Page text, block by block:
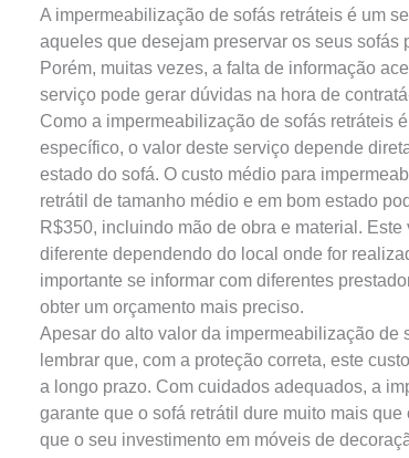
A impermeabilização de sofás retráteis é um
aqueles que desejam preservar os seus sofás
Porém, muitas vezes, a falta de informação
serviço pode gerar dúvidas na hora de
Como a impermeabilização de sofás retráteis
específico, o valor deste serviço depende
estado do sofá. O custo médio para
retrátil de tamanho médio e em bom estado
R$350, incluindo mão de obra e material. Este
diferente dependendo do local onde for
importante se informar com diferentes
obter um orçamento mais preciso.
Apesar do alto valor da impermeabilização de
lembrar que, com a proteção correta, este
a longo prazo. Com cuidados adequados, a
garante que o sofá retrátil dure muito mais
que o seu investimento em móveis de